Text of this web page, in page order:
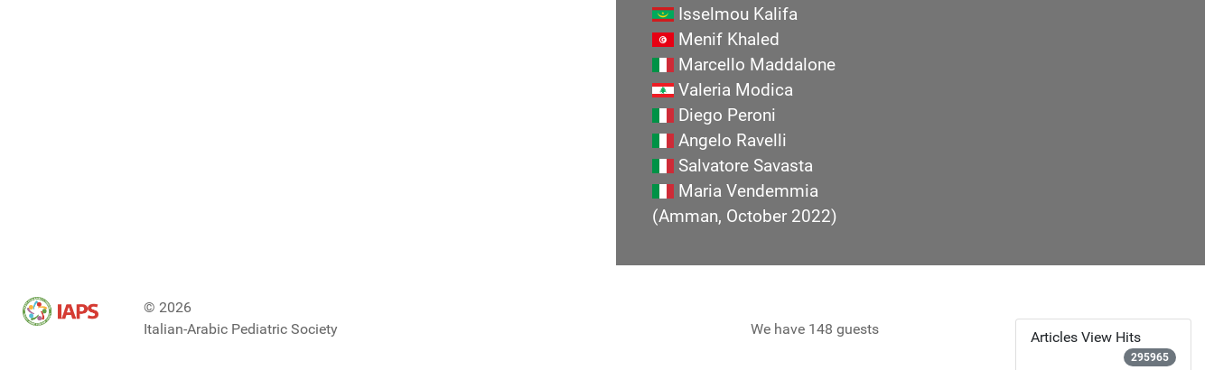
Isselmou Kalifa
Menif Khaled
Marcello Maddalone
Valeria Modica
Diego Peroni
Angelo Ravelli
Salvatore Savasta
Maria Vendemmia
(Amman, October 2022)
© 2026
Italian-Arabic Pediatric Society
We have 148 guests Articles View Hits
295965